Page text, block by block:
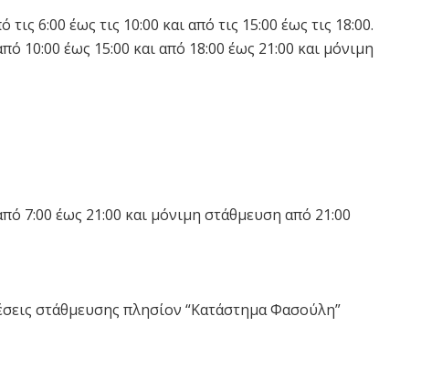
6:00 έως τις 10:00 και από τις 15:00 έως τις 18:00.
10:00 έως 15:00 και από 18:00 έως 21:00 και μόνιμη
7:00 έως 21:00 και μόνιμη στάθμευση από 21:00
στάθμευσης πλησίον “Κατάστημα Φασούλη”